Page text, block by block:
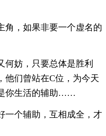
角，如果非要一个虚名的
何妨，只要总体是胜利
他们曾站在C位，为今天
你生活的辅助……
一个辅助，互相成全，才